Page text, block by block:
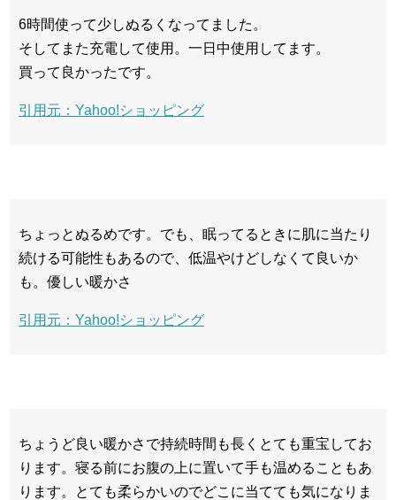
6時間使って少しぬるくなってました。
そしてまた充電して使用。一日中使用してます。
買って良かったです。
引用元：Yahoo!ショッピング
ちょっとぬるめです。でも、眠ってるときに肌に当たり
続ける可能性もあるので、低温やけどしなくて良いか
も。優しい暖かさ
引用元：Yahoo!ショッピング
ちょうど良い暖かさで持続時間も長くとても重宝してお
ります。寝る前にお腹の上に置いて手も温めることもあ
ります。とても柔らかいのでどこに当てても気になりま